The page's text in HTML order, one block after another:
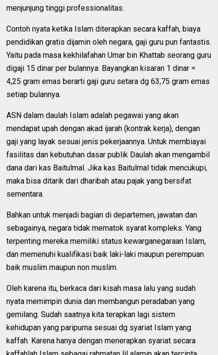
menjunjung tinggi professionalitas.
Contoh nyata ketika Islam diterapkan secara kaffah, biaya
pendidikan gratis dijamin oleh negara, gaji guru pun fantastis.
Yaitu pada masa kekhilafahan Umar bin Khattab seorang guru
digaji 15 dinar per bulannya. Bayangkan kisaran 1 dinar =
4,25 gram emas berarti gaji guru setara dg 63,75 gram emas
setiap bulannya.
ASN dalam daulah Islam adalah pegawai yang akan
mendapat upah dengan akad ijarah (kontrak kerja), dengan
gaji yang layak sesuai jenis pekerjaannya. Untuk membiayai
fasilitas dan kebutuhan dasar publik Daulah akan mengambil
dana dari kas Baitulmal. Jika kas Baitulmal tidak mencukupi,
maka bisa ditarik dari dharibah atau pajak yang bersifat
sementara.
Bahkan untuk menjadi bagian di departemen, jawatan dan
sebagainya, negara tidak mematok syarat kompleks. Yang
terpenting mereka memiliki status kewarganegaraan Islam,
dan memenuhi kualifikasi baik laki-laki maupun perempuan
baik muslim maupun non muslim.
Oleh karena itu, berkaca dari kisah masa lalu yang sudah
nyata memimpin dunia dan membangun peradaban yang
gemilang. Sudah saatnya kita terapkan lagi sistem
kehidupan yang paripurna sesuai dg syariat Islam yang
kaffah. Karena hanya dengan menerapkan syariat secara